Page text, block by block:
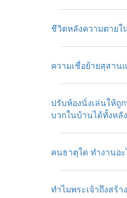
ชีวิตหลังความตาย
ความเชื่อย้ายสุสาน
ปรับห้องนั่งเล่นให้ถู
บวกในบ้านได้ทั้งหลัง
คนธาตุใด ทำงานอ
ทำไมพระเจ้าถึงสร้า